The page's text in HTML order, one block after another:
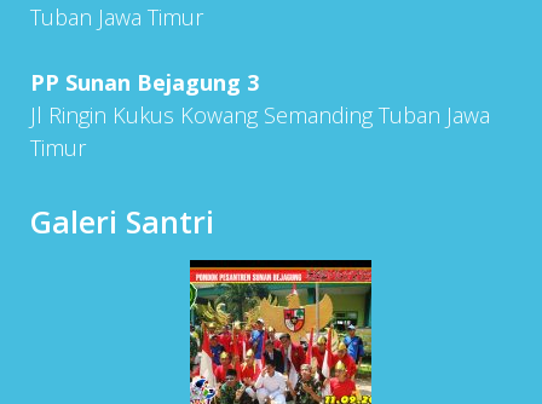
Tuban Jawa Timur
PP Sunan Bejagung 3
Jl Ringin Kukus Kowang Semanding Tuban Jawa
Timur
Galeri Santri